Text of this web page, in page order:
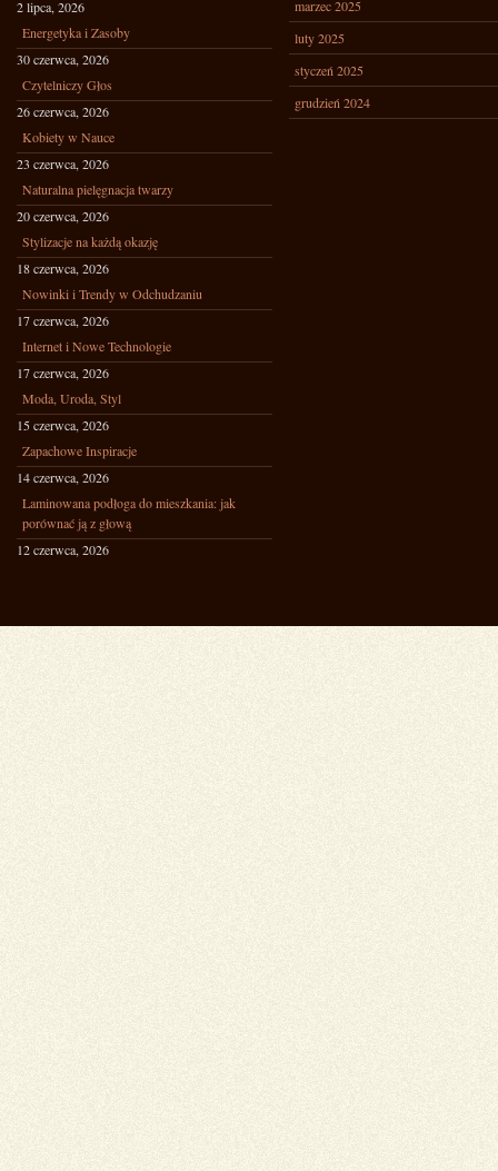
2 lipca, 2026
Energetyka i Zasoby
30 czerwca, 2026
Czytelniczy Głos
26 czerwca, 2026
Kobiety w Nauce
23 czerwca, 2026
Naturalna pielęgnacja twarzy
20 czerwca, 2026
Stylizacje na każdą okazję
18 czerwca, 2026
Nowinki i Trendy w Odchudzaniu
17 czerwca, 2026
Internet i Nowe Technologie
17 czerwca, 2026
Moda, Uroda, Styl
15 czerwca, 2026
Zapachowe Inspiracje
14 czerwca, 2026
Laminowana podłoga do mieszkania: jak
porównać ją z głową
12 czerwca, 2026
marzec 2025
luty 2025
styczeń 2025
grudzień 2024